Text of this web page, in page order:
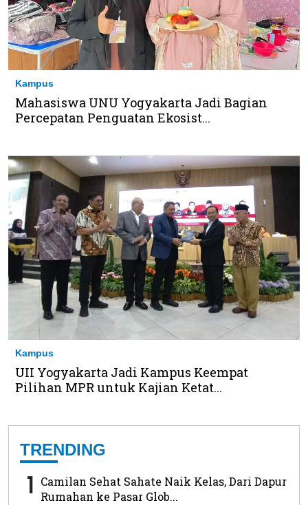
Kampus
Mahasiswa UNU Yogyakarta Jadi Bagian
Percepatan Penguatan Ekosist...
Kampus
UII Yogyakarta Jadi Kampus Keempat
Pilihan MPR untuk Kajian Ketat...
TRENDING
1 Camilan Sehat Sahate Naik Kelas, Dari Dapur
Rumahan ke Pasar Glob...